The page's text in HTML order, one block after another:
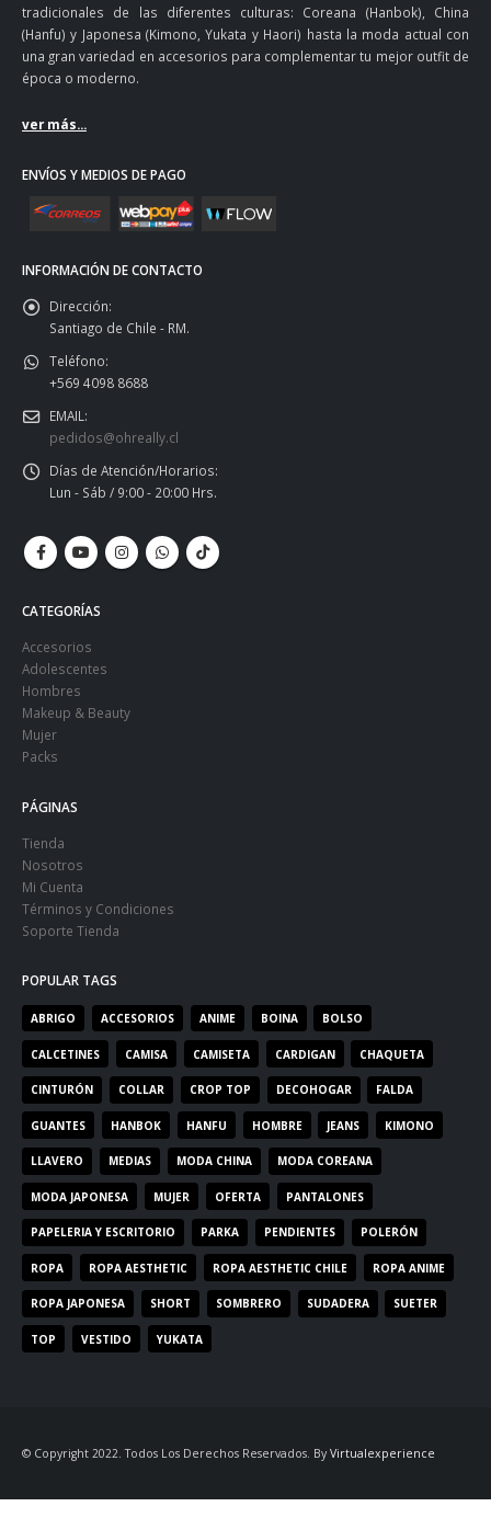
tradicionales de las diferentes culturas: Coreana (Hanbok), China
(Hanfu) y Japonesa (Kimono, Yukata y Haori) hasta la moda actual con
una gran variedad en accesorios para complementar tu mejor outfit de
época o moderno.
ver más...
ENVÍOS Y MEDIOS DE PAGO
INFORMACIÓN DE CONTACTO
Dirección:
Santiago de Chile - RM.
Teléfono:
+569 4098 8688
EMAIL:
pedidos@ohreally.cl
Días de Atención/Horarios:
Lun - Sáb / 9:00 - 20:00 Hrs.
CATEGORÍAS
Accesorios
Adolescentes
Hombres
Makeup & Beauty
Mujer
Packs
PÁGINAS
Tienda
Nosotros
Mi Cuenta
Términos y Condiciones
Soporte Tienda
POPULAR TAGS
ABRIGO ACCESORIOS ANIME BOINA BOLSO
CALCETINES CAMISA CAMISETA CARDIGAN CHAQUETA
CINTURÓN COLLAR CROP TOP DECOHOGAR FALDA
GUANTES HANBOK HANFU HOMBRE JEANS KIMONO
LLAVERO MEDIAS MODA CHINA MODA COREANA
MODA JAPONESA MUJER OFERTA PANTALONES
PAPELERIA Y ESCRITORIO PARKA PENDIENTES POLERÓN
ROPA ROPA AESTHETIC ROPA AESTHETIC CHILE ROPA ANIME
ROPA JAPONESA SHORT SOMBRERO SUDADERA SUETER
TOP VESTIDO YUKATA
© Copyright 2022. Todos Los Derechos Reservados. By Virtualexperience